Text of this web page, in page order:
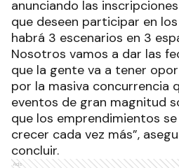
anunciando las
que deseen participar en
habrá 3 escenarios en 3
Nosotros vamos a dar las
que la gente va a tener
por la masiva concurrencia
eventos de gran magnitud
que los emprendimientos
crecer cada vez más”,
concluir.
Ads